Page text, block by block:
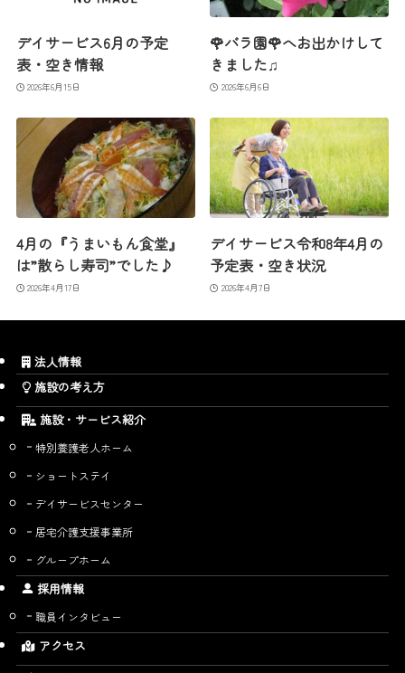
デイサービス6月の予定
表・空き情報
2026年6月15日
🌹バラ園🌹へお出かけして
きました♫
2026年6月6日
4月の『うまいもん食堂』
は”散らし寿司”でした♪
2026年4月17日
デイサービス令和8年4月の
予定表・空き状況
2026年4月7日
法人情報
施設の考え方
施設・サービス紹介
特別養護老人ホーム
ショートステイ
デイサービスセンター
居宅介護支援事業所
グループホーム
採用情報
職員インタビュー
アクセス